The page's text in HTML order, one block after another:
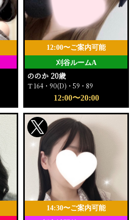
刈谷ルームA
12:00〜ご案内可能
ののか 20歳
Ｔ164・90(D)・59・89
12:00〜20:00
14:30〜ご案内可能